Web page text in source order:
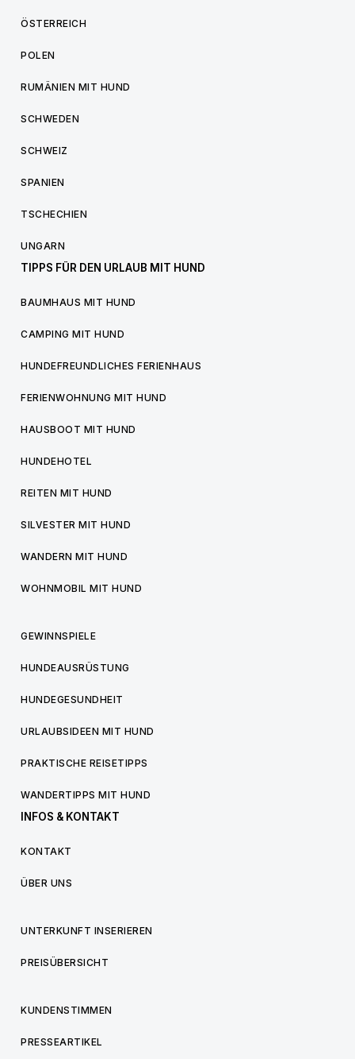
ÖSTERREICH
POLEN
RUMÄNIEN MIT HUND
SCHWEDEN
SCHWEIZ
SPANIEN
TSCHECHIEN
UNGARN
TIPPS FÜR DEN URLAUB MIT HUND
BAUMHAUS MIT HUND
CAMPING MIT HUND
HUNDEFREUNDLICHES FERIENHAUS
FERIENWOHNUNG MIT HUND
HAUSBOOT MIT HUND
HUNDEHOTEL
REITEN MIT HUND
SILVESTER MIT HUND
WANDERN MIT HUND
WOHNMOBIL MIT HUND
GEWINNSPIELE
HUNDEAUSRÜSTUNG
HUNDEGESUNDHEIT
URLAUBSIDEEN MIT HUND
PRAKTISCHE REISETIPPS
WANDERTIPPS MIT HUND
INFOS & KONTAKT
KONTAKT
ÜBER UNS
UNTERKUNFT INSERIEREN
PREISÜBERSICHT
KUNDENSTIMMEN
PRESSEARTIKEL